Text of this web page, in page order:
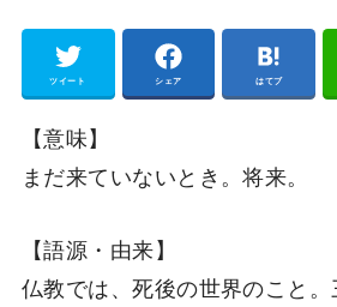
ツイート シェア はてブ
【意味】
まだ来ていないとき。将来。
【語源・由来】
仏教では、死後の世界のこと